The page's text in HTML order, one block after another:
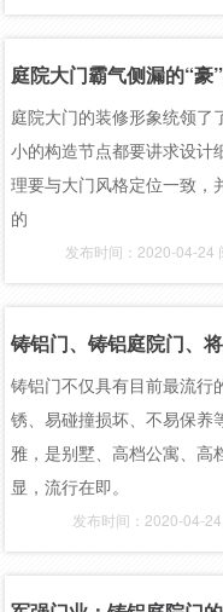
庭院大门霸气侧漏的“豪
庭院大门的装修形象统领了
小的构造节点都要讲求设计
理要与大门风格定位一致，
的
发布时间：2020-04-24
铸铝门、铸铝庭院门、
铸铝门不仅具有目前最流行
锈、易碰撞损坏、不易保养
雅，是别墅、高档公寓、高
显，流行在即。
发布时间：2020-04-